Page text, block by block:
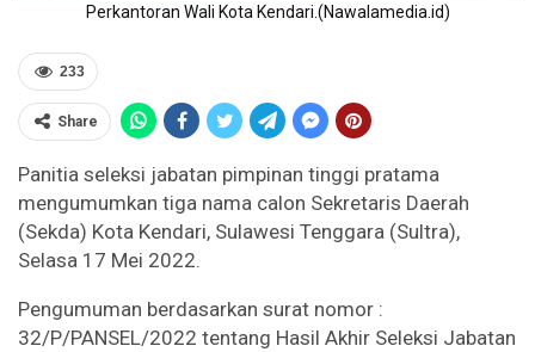
Perkantoran Wali Kota Kendari.(Nawalamedia.id)
233
Share
Panitia seleksi jabatan pimpinan tinggi pratama
mengumumkan tiga nama calon Sekretaris Daerah
(Sekda) Kota Kendari, Sulawesi Tenggara (Sultra),
Selasa 17 Mei 2022.
Pengumuman berdasarkan surat nomor :
32/P/PANSEL/2022 tentang Hasil Akhir Seleksi Jabatan